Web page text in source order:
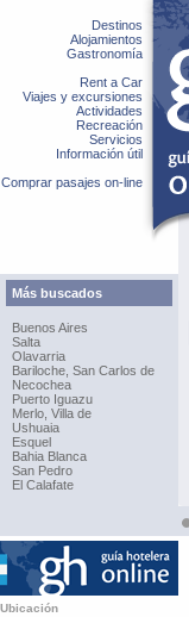
Destinos
Alojamientos
Gastronomía
Rent a Car
Viajes y excursiones
Actividades
Recreación
Servicios
Información útil
Comprar pasajes on-line
Más buscados
Buenos Aires
Salta
Olavarria
Bariloche, San Carlos de
Necochea
Puerto Iguazu
Merlo, Villa de
Ushuaia
Esquel
Bahia Blanca
San Pedro
El Calafate
Ubicación